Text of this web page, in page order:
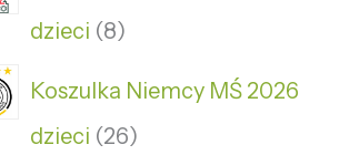
dzieci 8
Koszulka Niemcy MŚ 2026
dzieci 26